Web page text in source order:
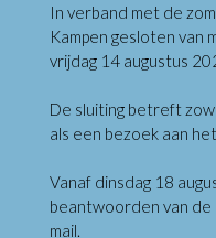
In verband met de
Kampen gesloten van
vrijdag 14 augustus
De sluiting betreft
als een bezoek aan
Vanaf dinsdag 18
beantwoorden van de
mail.